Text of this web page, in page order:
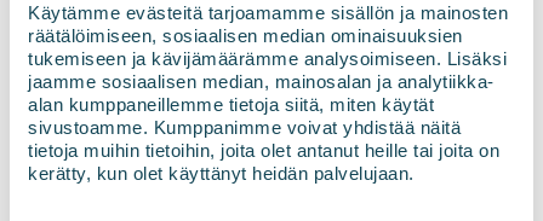
Käytämme evästeitä tarjoamamme sisällön ja mainosten
räätälöimiseen, sosiaalisen median ominaisuuksien
tukemiseen ja kävijämäärämme analysoimiseen. Lisäksi
jaamme sosiaalisen median, mainosalan ja analytiikka-
alan kumppaneillemme tietoja siitä, miten käytät
sivustoamme. Kumppanimme voivat yhdistää näitä
tietoja muihin tietoihin, joita olet antanut heille tai joita on
kerätty, kun olet käyttänyt heidän palvelujaan.